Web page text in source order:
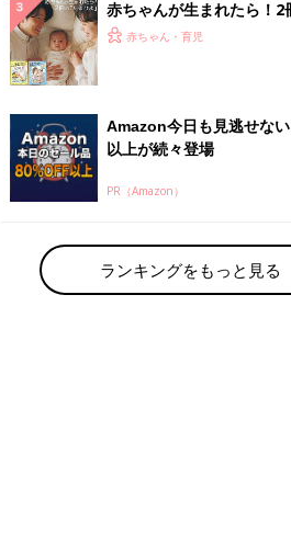
赤ちゃんが生まれたら！2
ひよ」
赤ちゃん・育児
Amazon今日も見逃せな
以上が続々登場
PR（Amazon）
ランキングをもっと見る